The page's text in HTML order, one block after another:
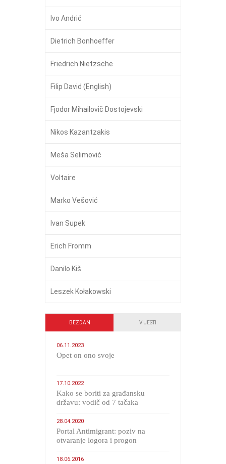
Ivo Andrić
Dietrich Bonhoeffer
Friedrich Nietzsche
Filip David (English)
Fjodor Mihailovič Dostojevski
Nikos Kazantzakis
Meša Selimović
Voltaire
Marko Vešović
Ivan Supek
Erich Fromm
Danilo Kiš
Leszek Kołakowski
BEZDAN VIJESTI
06.11.2023
​Opet on ono svoje
17.10.2022
Kako se boriti za građansku
državu: vodič od 7 tačaka
28.04.2020
Portal Antimigrant: poziv na
otvaranje logora i progon
18.06.2016